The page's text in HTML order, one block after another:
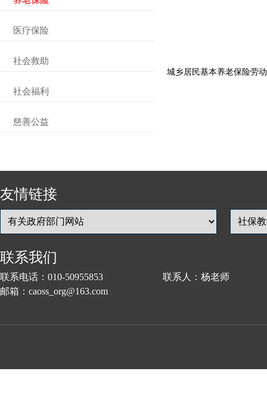
医疗保险
社会救助
社会福利
慈善公益
城乡居民基本养老保险劳
友情链接
联系我们
联系电话：010-50955853 联系人：杨老师
邮箱：caoss_org@163.com